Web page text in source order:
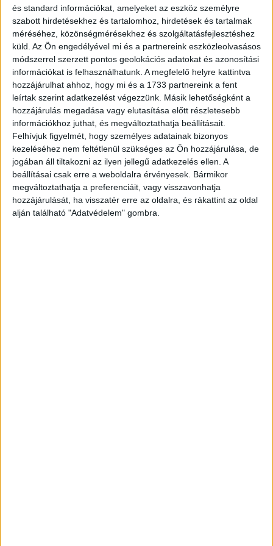
és standard információkat, amelyeket az eszköz személyre
szabott hirdetésekhez és tartalomhoz, hirdetések és tartalmak
méréséhez, közönségmérésekhez és szolgáltatásfejlesztéshez
küld. Az Ön engedélyével mi és a partnereink eszközleolvasásos
módszerrel szerzett pontos geolokációs adatokat és azonosítási
információkat is felhasználhatunk. A megfelelő helyre kattintva
hozzájárulhat ahhoz, hogy mi és a 1733 partnereink a fent
leírtak szerint adatkezelést végezzünk. Másik lehetőségként a
hozzájárulás megadása vagy elutasítása előtt részletesebb
információkhoz juthat, és megváltoztathatja beállításait.
Felhívjuk figyelmét, hogy személyes adatainak bizonyos
kezeléséhez nem feltétlenül szükséges az Ön hozzájárulása, de
jogában áll tiltakozni az ilyen jellegű adatkezelés ellen. A
beállításai csak erre a weboldalra érvényesek. Bármikor
megváltoztathatja a preferenciáit, vagy visszavonhatja
hozzájárulását, ha visszatér erre az oldalra, és rákattint az oldal
alján található "Adatvédelem" gombra.
Az Aranylabda-díjátadó hivatalos kezdési időpontja: 2024.
október 28., 20:45
OLVASTA MÁR?